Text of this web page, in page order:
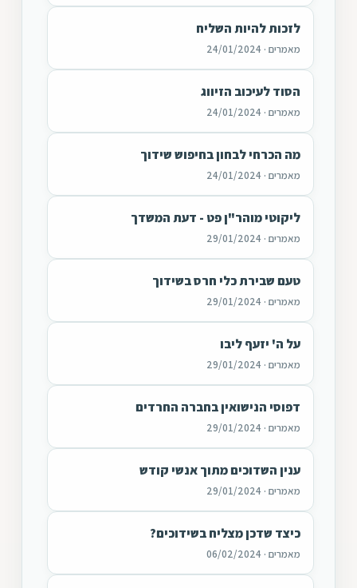
לזכות להיות השליח
מאמרים · 24/01/2024
הסוד לעיכוב הזיווג
מאמרים · 24/01/2024
מה הכרחי לבחון בחיפוש שידוך
מאמרים · 24/01/2024
ליקוטי מוהר"ן פט - דעת המשדך
מאמרים · 29/01/2024
טעם שבירת כלי חרס בשידוך
מאמרים · 29/01/2024
על ה' יזעף ליבו
מאמרים · 29/01/2024
דפוסי הנישואין בחברה החרדים
מאמרים · 29/01/2024
ענין השדוכים מתוך אנשי קודש
מאמרים · 29/01/2024
כיצד שדכן מצליח בשידוכים?
מאמרים · 06/02/2024